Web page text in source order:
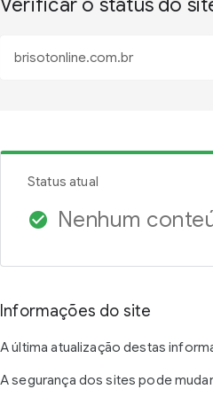
Verificar o status do
Status atual
check_circle Nenhum
Informações do site
A última atualização destas
A segurança dos sites pode